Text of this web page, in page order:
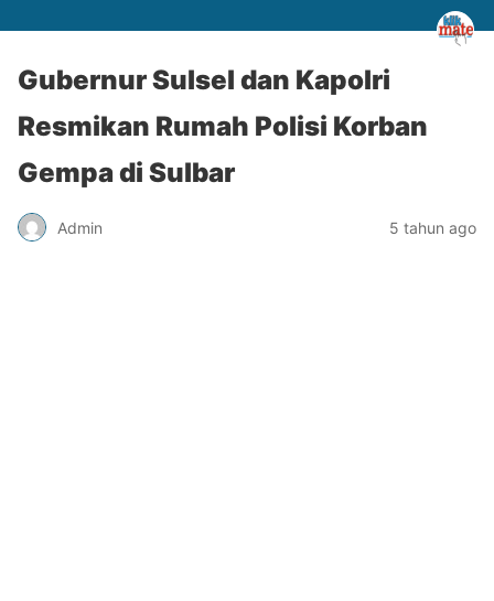
Gubernur Sulsel dan Kapolri
Resmikan Rumah Polisi Korban
Gempa di Sulbar
Admin 5 tahun ago